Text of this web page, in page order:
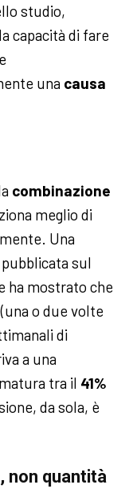
studio,
capacità di fare
una causa
combinazione
meglio di
Una
sul
ha mostrato che
o due volte
di
a una
tra il 41%
da sola, è
non quantità